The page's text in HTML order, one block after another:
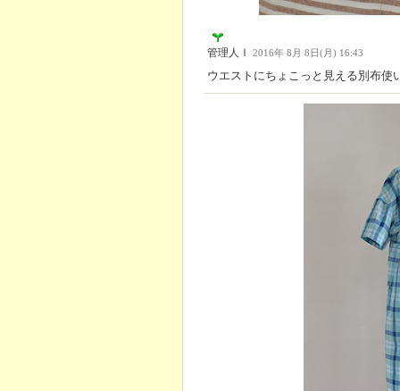
管理人Ｉ 2016年 8月 8日(月) 16:43
ウエストにちょこっと見える別布使